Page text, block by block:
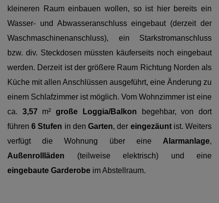
kleineren Raum einbauen wollen, so ist hier bereits ein
Wasser- und Abwasseranschluss eingebaut (derzeit der
Waschmaschinenanschluss), ein Starkstromanschluss
bzw. div. Steckdosen müssten käuferseits noch eingebaut
werden. Derzeit ist der größere Raum Richtung Norden als
Küche mit allen Anschlüssen ausgeführt, eine Änderung zu
einem Schlafzimmer ist möglich. Vom Wohnzimmer ist eine
ca. 3,57 m² große Loggia/Balkon begehbar, von dort
führen6 Stufen in denGarten, der eingezäuntist. Weiters
verfügt die Wohnung über eine Alarmanlage,
Außenrollläden (teilweise elektrisch) und eine
eingebaute Garderobe im Abstellraum.